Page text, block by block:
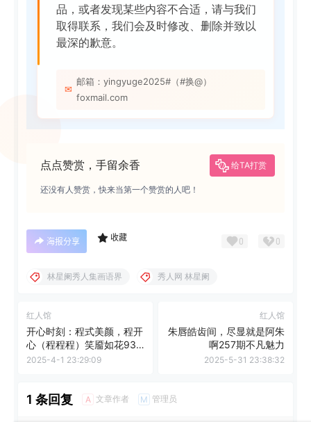
品，或者发现某些内容不合适，请与我们
取得联系，我们会及时修改、删除并致以
最深的歉意。
✉
邮箱：yingyuge2025#（#换@）
foxmail.com
点点赞赏，手留余香 给TA打赏
还没有人赞赏，快来当第一个赞赏的人吧！
海报分享 收藏 0 0
林星阑秀人集画语界 秀人网 林星阑
红人馆
开心时刻：程式美颜，程开
心（程程程）笑靥如花93
期图组
2025-4-1 23:29:09
红人馆
朱唇皓齿间，尽显就是阿朱
啊257期不凡魅力
2025-5-31 23:38:32
1 条回复 A 文章作者 M 管理员